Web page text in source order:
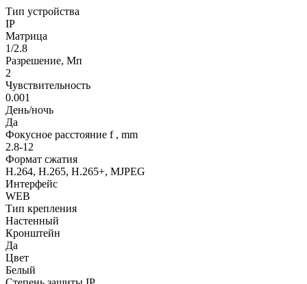
Тип устройства
IP
Матрица
1/2.8
Разрешение, Мп
2
Чувствительность
0.001
День/ночь
Да
Фокусное расстояние f , mm
2.8-12
Формат сжатия
H.264, H.265, H.265+, MJPEG
Интерфейс
WEB
Тип крепления
Настенный
Кронштейн
Да
Цвет
Белый